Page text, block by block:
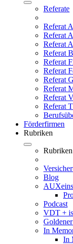
Referate
Referat
Referat
Referat
Referat
Referat
Referat
Referat
Referat
Referat
Referat
Förderfirmen
Rubriken
Rubriken
Blog
Podcast
VDT +
In
In